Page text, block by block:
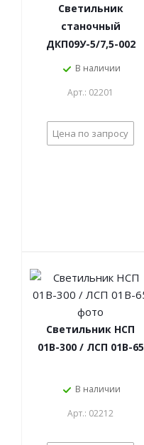
Светильник
станочный
ДКП09У-5/7,5-002
В наличии
Арт.: 02201
Цена по запросу
Светильник НСП
01В-300 / ЛСП 01В-65
В наличии
Арт.: 02212